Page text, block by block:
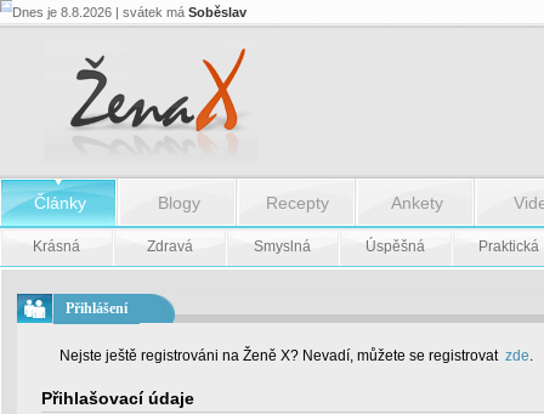
Dnes je 8.8.2026 | svátek má Soběslav
Články Blogy Recepty Ankety
Krásná Zdravá Smyslná Úspěšná Praktická
Přihlášení
Nejste ještě registrováni na Ženě X? Nevadí, můžete se registrovat zde.
Přihlašovací údaje